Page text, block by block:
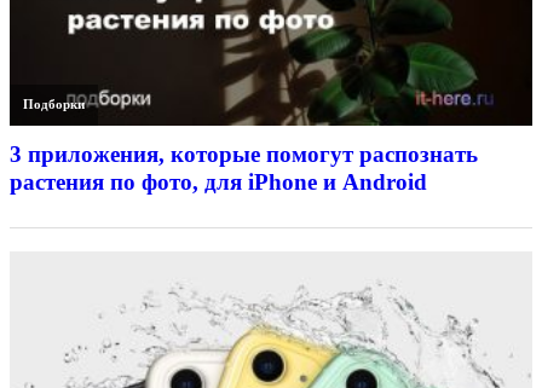
Подборки
3 приложения, которые помогут распознать
растения по фото, для iPhone и Android